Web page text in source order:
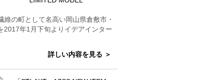
の町として名高い岡山県倉敷市・
2017年1月下旬よりイデアインター
詳しい内容を見る ＞